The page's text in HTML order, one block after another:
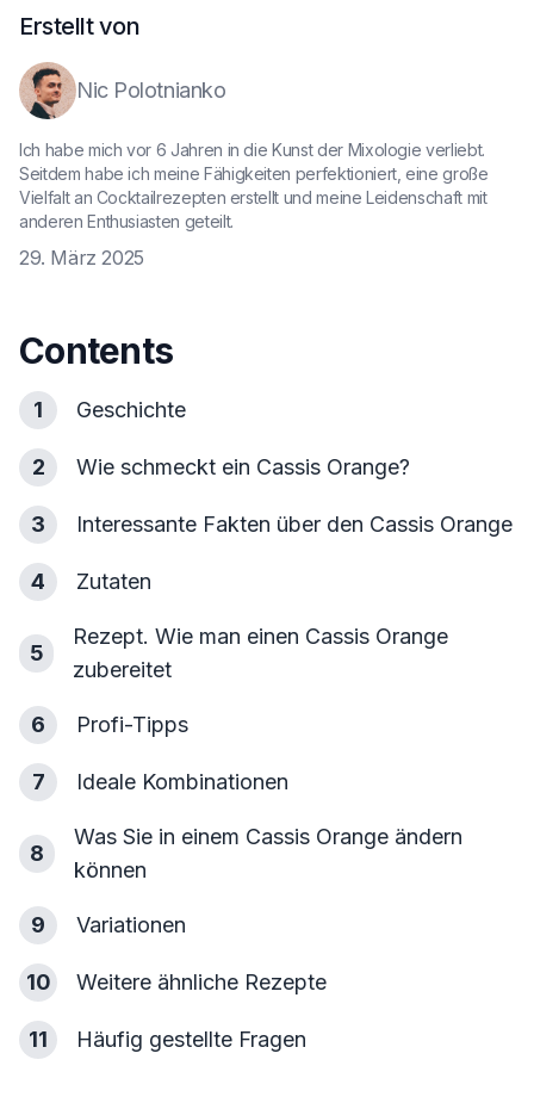
Erstellt von
Nic Polotnianko
Ich habe mich vor 6 Jahren in die Kunst der Mixologie verliebt.
Seitdem habe ich meine Fähigkeiten perfektioniert, eine große
Vielfalt an Cocktailrezepten erstellt und meine Leidenschaft mit
anderen Enthusiasten geteilt.
29. März 2025
Contents
1 Geschichte
2 Wie schmeckt ein Cassis Orange?
3 Interessante Fakten über den Cassis Orange
4 Zutaten
5
Rezept. Wie man einen Cassis Orange
zubereitet
6 Profi-Tipps
7 Ideale Kombinationen
8
Was Sie in einem Cassis Orange ändern
können
9 Variationen
10 Weitere ähnliche Rezepte
11 Häufig gestellte Fragen